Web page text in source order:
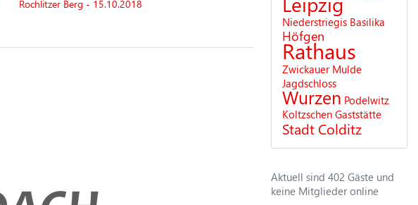
Rochlitzer Berg - 15.10.2018
Niederstriegis Basilika
Höfgen
Rathaus
Zwickauer Mulde
Jagdschloss
Wurzen Podelwitz
Koltzschen Gaststätte
Stadt Colditz
Aktuell sind 402 Gäste und
keine Mitglieder online